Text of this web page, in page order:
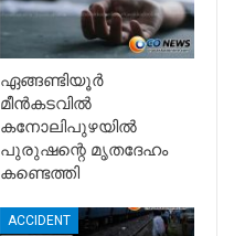
ഏങ്ങണ്ടിയൂർ
മീൻകടവിൽ
കനോലിപുഴയിൽ
പുരുഷന്റെ മൃതദേഹം
കണ്ടെത്തി
ACCIDENT